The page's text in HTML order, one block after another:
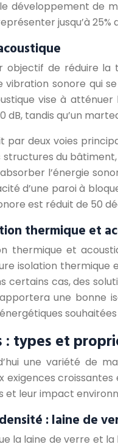
développement de
jusqu’à
objectif de réduire
sonore qui
vise à
dB, tandis qu’un
par deux voies
du
l’énergie
d’une paroi à
est réduit de 50
thermique et
thermique et
isolation thermique
certains cas, des
une bonne
: types et
une variété de
et leur impact
: laine de
la laine de verre et